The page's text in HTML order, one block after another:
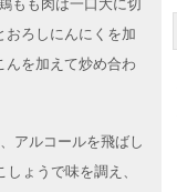
もも肉は一口大に切
おろしにんにくを加
んを加えて炒め合わ
アルコールを飛ばし
ょうで味を調え、